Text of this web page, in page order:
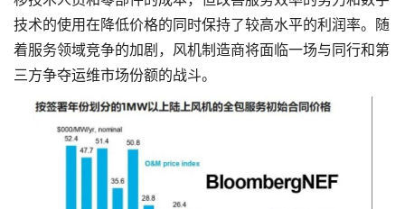
技术的使用在降低价格的同时保持了较高水平的利润率。随
着服务领域竞争的加剧，风机制造商将面临一场与同行和第
三方争夺运维市场份额的战斗。